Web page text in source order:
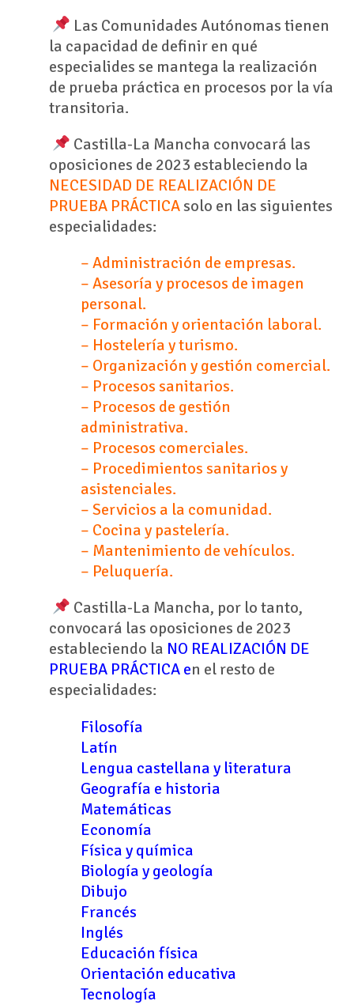
Las Comunidades Autónomas tienen
la capacidad de definir en qué
especialides se mantega la realización
de prueba práctica en procesos por la vía
transitoria.
Castilla-La Mancha convocará las
oposiciones de 2023 estableciendo la
NECESIDAD DE REALIZACIÓN DE
PRUEBA PRÁCTICAsolo en las siguientes
especialidades:
– Administración de empresas.
– Asesoría y procesos de imagen
personal.
– Formación y orientación laboral.
– Hostelería y turismo.
– Organización y gestión comercial.
– Procesos sanitarios.
– Procesos de gestión
administrativa.
– Procesos comerciales.
– Procedimientos sanitarios y
asistenciales.
– Servicios a la comunidad.
– Cocina y pastelería.
– Mantenimiento de vehículos.
– Peluquería.
Castilla-La Mancha, por lo tanto,
convocará las oposiciones de 2023
estableciendo la NO REALIZACIÓN DE
PRUEBA PRÁCTICA en el resto de
especialidades:
Filosofía
Latín
Lengua castellana y literatura
Geografía e historia
Matemáticas
Economía
Física y química
Biología y geología
Dibujo
Francés
Inglés
Educación física
Orientación educativa
Tecnología